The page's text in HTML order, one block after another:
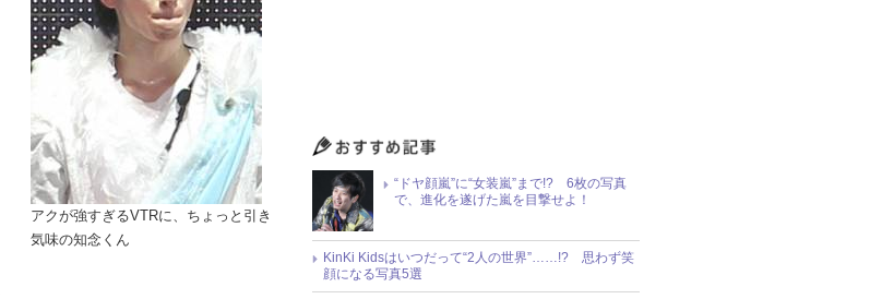
アクが強すぎるVTRに、ちょっと引き
気味の知念くん
“ドヤ顔嵐”に“女装嵐”まで!? 6枚の写真
で、進化を遂げた嵐を目撃せよ！
KinKi Kidsはいつだって“2人の世界”……!? 思わず笑
顔になる写真5選